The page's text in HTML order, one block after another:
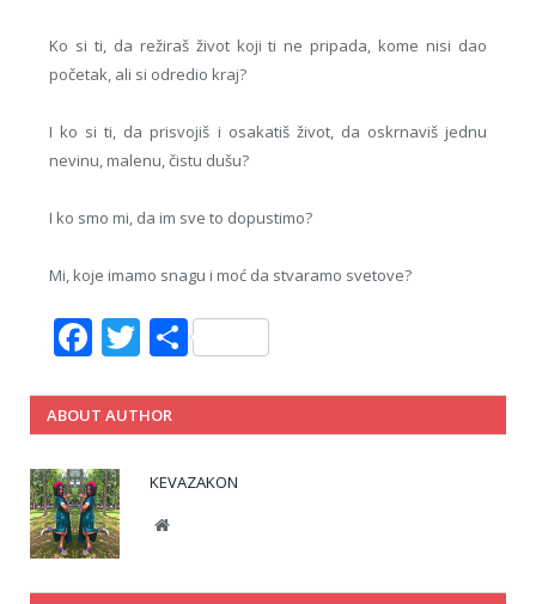
Ko si ti, da režiraš život koji ti ne pripada, kome nisi dao
početak, ali si odredio kraj?
I ko si ti, da prisvojiš i osakatiš život, da oskrnaviš jednu
nevinu, malenu, čistu dušu?
I ko smo mi, da im sve to dopustimo?
Mi, koje imamo snagu i moć da stvaramo svetove?
Facebook
Twitter
Share
ABOUT AUTHOR
KEVAZAKON
Website